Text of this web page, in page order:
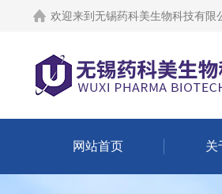
欢迎来到 无锡药科美生物科技有限
网站首页 关